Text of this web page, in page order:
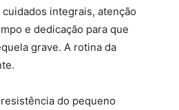
integrais, atenção
e dedicação para que
grave. A rotina da
do pequeno